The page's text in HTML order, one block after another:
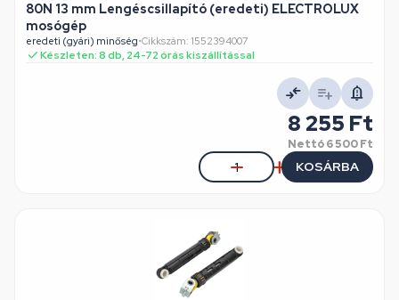
80N 13 mm Lengéscsillapító (eredeti) ELECTROLUX
mosógép
eredeti (gyári) minőség•Cikkszám: 1552394007
Készleten: 8 db, 24-72 órás kiszállítással
8 255 Ft
Nettó6 500 Ft
KOSÁRBA